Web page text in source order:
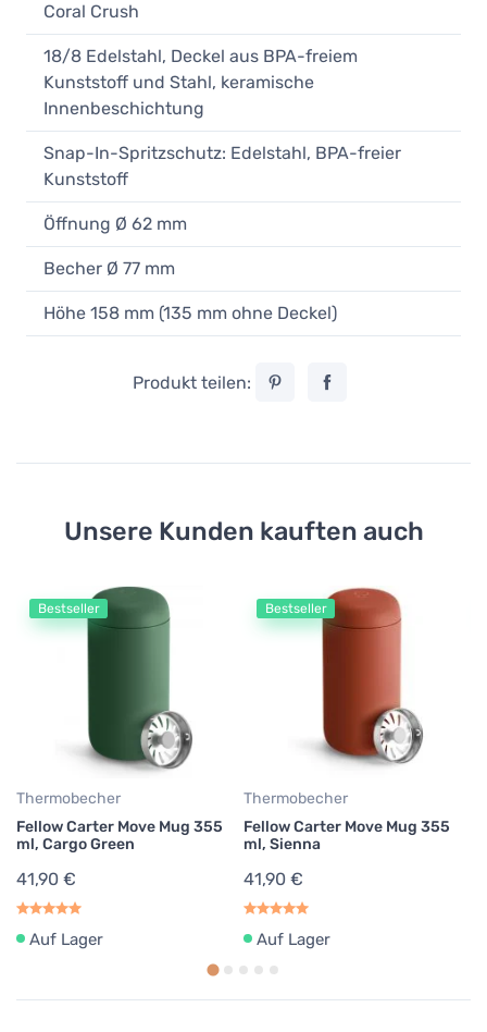
Coral Crush
18/8 Edelstahl, Deckel aus BPA-freiem
Kunststoff und Stahl, keramische
Innenbeschichtung
Snap-In-Spritzschutz: Edelstahl, BPA-freier
Kunststoff
Öffnung Ø 62 mm
Becher Ø 77 mm
Höhe 158 mm (135 mm ohne Deckel)
Produkt teilen:
Unsere Kunden kauften auch
Bestseller
Thermobecher
Fellow Carter Move Mug 355
ml, Cargo Green
41,90 €
Auf Lager
Bestseller
Thermobecher
Fellow Carter Move Mug 355
ml, Sienna
41,90 €
Auf Lager